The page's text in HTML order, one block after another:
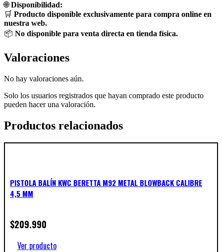
🌐Disponibilidad:
🛒 Producto disponible exclusivamente para compra online en
nuestra web.
📦 No disponible para venta directa en tienda física.
Valoraciones
No hay valoraciones aún.
Solo los usuarios registrados que hayan comprado este producto
pueden hacer una valoración.
Productos relacionados
PISTOLA BALÍN KWC BERETTA M92 METAL BLOWBACK CALIBRE
4,5 MM
$209.990
Ver producto